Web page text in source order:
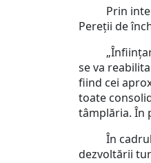
Prin
Pereții de
„Înființare
se va
fiind cei
toate
tâmplăria. În
În cadrul
dezvoltării